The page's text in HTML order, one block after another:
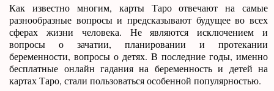
Как известно многим, карты Таро отвечают на самые
разнообразные вопросы и предсказывают будущее во всех
сферах жизни человека. Не являются исключением и
вопросы о зачатии, планировании и протекании
беременности, вопросы о детях. В последние годы, именно
бесплатные онлайн гадания на беременность и детей на
картах Таро, стали пользоваться особенной популярностью.